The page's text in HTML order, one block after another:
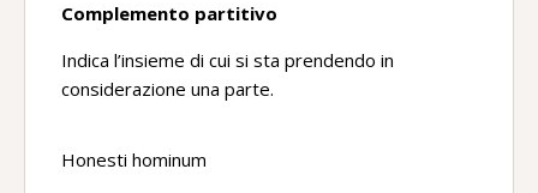
Complemento partitivo
Indica l’insieme di cui si sta prendendo in
considerazione una parte.
Honesti hominum